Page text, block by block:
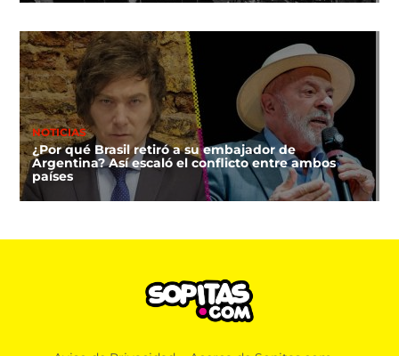
NOTICIAS
¿Por qué Brasil retiró a su embajador de
Argentina? Así escaló el conflicto entre ambos
países